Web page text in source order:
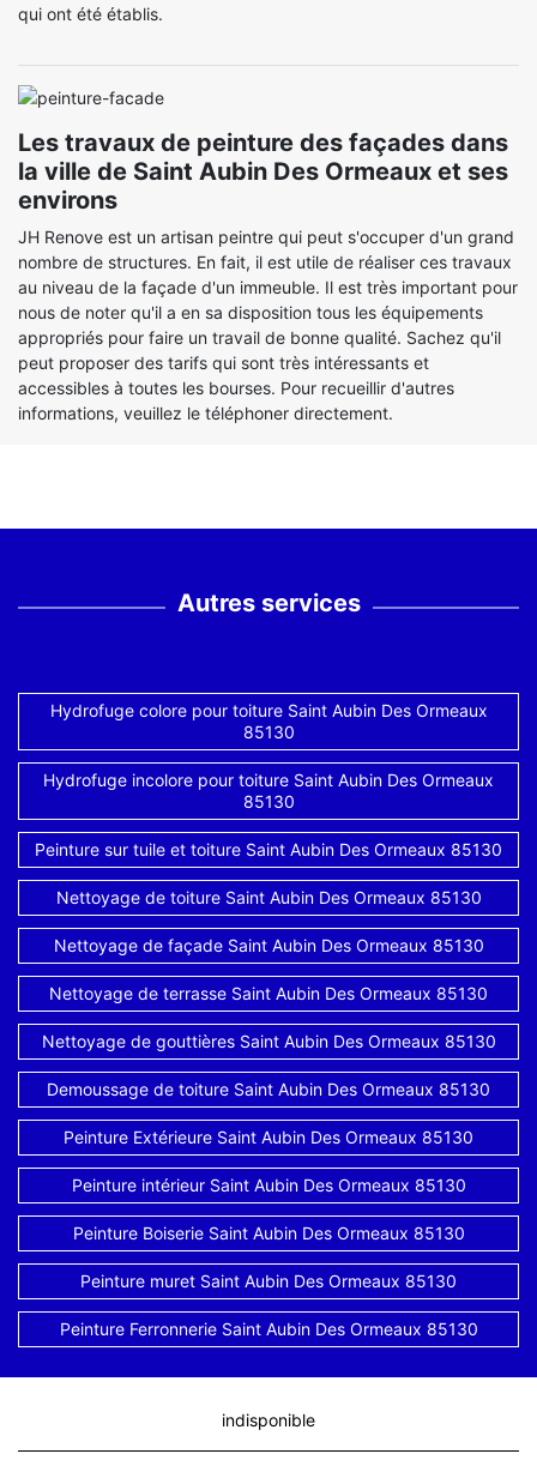
qui ont été établis.
Les travaux de peinture des façades dans
la ville de Saint Aubin Des Ormeaux et ses
environs
JH Renove est un artisan peintre qui peut s'occuper d'un grand
nombre de structures. En fait, il est utile de réaliser ces travaux
au niveau de la façade d'un immeuble. Il est très important pour
nous de noter qu'il a en sa disposition tous les équipements
appropriés pour faire un travail de bonne qualité. Sachez qu'il
peut proposer des tarifs qui sont très intéressants et
accessibles à toutes les bourses. Pour recueillir d'autres
informations, veuillez le téléphoner directement.
Autres services
Hydrofuge colore pour toiture Saint Aubin Des Ormeaux
85130
Hydrofuge incolore pour toiture Saint Aubin Des Ormeaux
85130
Peinture sur tuile et toiture Saint Aubin Des Ormeaux 85130
Nettoyage de toiture Saint Aubin Des Ormeaux 85130
Nettoyage de façade Saint Aubin Des Ormeaux 85130
Nettoyage de terrasse Saint Aubin Des Ormeaux 85130
Nettoyage de gouttières Saint Aubin Des Ormeaux 85130
Demoussage de toiture Saint Aubin Des Ormeaux 85130
Peinture Extérieure Saint Aubin Des Ormeaux 85130
Peinture intérieur Saint Aubin Des Ormeaux 85130
Peinture Boiserie Saint Aubin Des Ormeaux 85130
Peinture muret Saint Aubin Des Ormeaux 85130
Peinture Ferronnerie Saint Aubin Des Ormeaux 85130
indisponible